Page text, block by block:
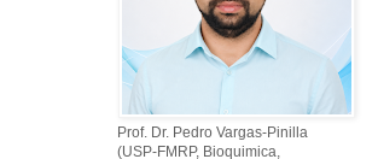
Prof. Dr. Pedro Vargas-Pinilla
(USP-FMRP, Bioquimica,